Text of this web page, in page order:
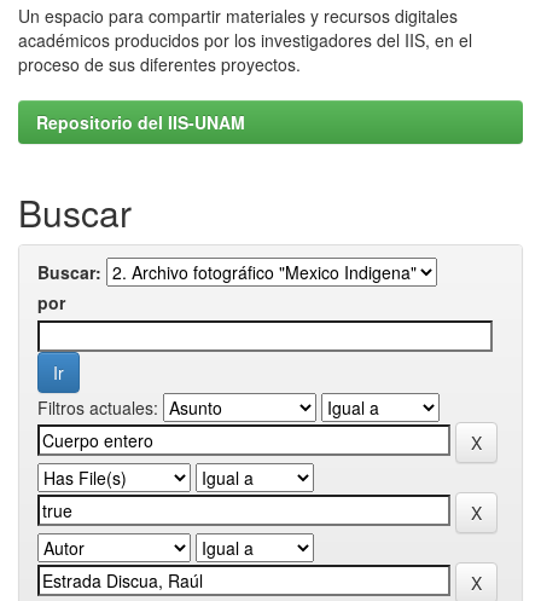
Un espacio para compartir materiales y recursos digitales
académicos producidos por los investigadores del IIS, en el
proceso de sus diferentes proyectos.
Repositorio del IIS-UNAM
Buscar
Buscar:
por
Filtros actuales: